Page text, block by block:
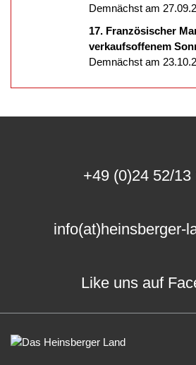
Demnächst am
17. Französischer
verkaufsoffenem
Demnächst am
+49 (0)24 52/13
info(at)heinsberger-
Like uns auf